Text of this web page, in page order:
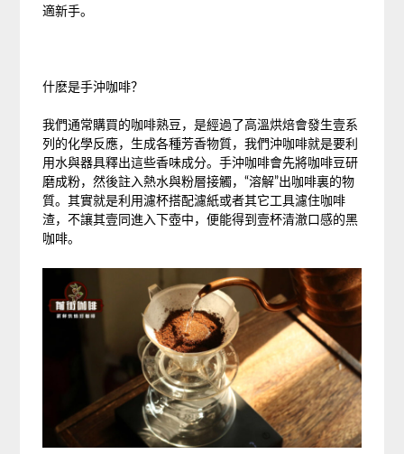
適新手。
什麽是手沖咖啡？
我們通常購買的咖啡熟豆，是經過了高溫烘焙會發生壹系
列的化學反應，生成各種芳香物質，我們沖咖啡就是要利
用水與器具釋出這些香味成分。手沖咖啡會先將咖啡豆研
磨成粉，然後註入熱水與粉層接觸，“溶解”出咖啡裏的物
質。其實就是利用濾杯搭配濾紙或者其它工具濾住咖啡
渣，不讓其壹同進入下壺中，便能得到壹杯清澈口感的黑
咖啡。